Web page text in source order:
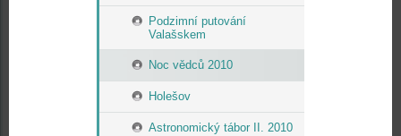
Podzimní putování
Valašskem
Noc vědců 2010
Holešov
Astronomický tábor II. 2010